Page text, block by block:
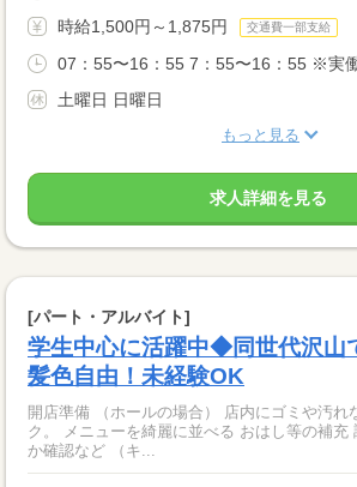
時給1,500円～1,875円 交通費一部支給
07：55〜16：55 7：55〜16：55 ※実働
土曜日 日曜日
もっと見る
求人詳細を見る
[パート・アルバイト]
学生中心に活躍中◆同世代沢山
髪色自由！未経験OK
開店準備 （ホールの場合） 店内にゴミや汚れ
ク。 メニューを綺麗に並べる おはし等の補充
か確認など （キ...